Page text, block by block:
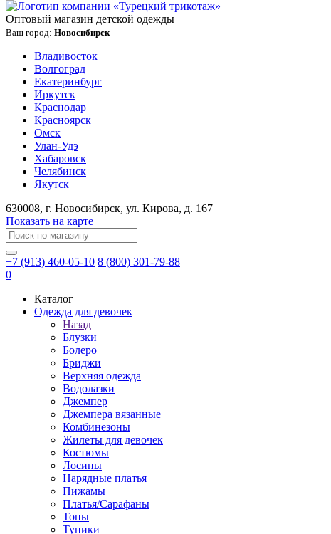
Оптовый магазин детской одежды
Ваш город: Новосибирск
Владивосток
Волгоград
Екатеринбург
Иркутск
Краснодар
Красноярск
Омск
Улан-Удэ
Хабаровск
Челябинск
Якутск
630008, г. Новосибирск, ул. Кирова, д. 167
Показать на карте
+7 (913) 460-05-10 8 (800) 301-79-88
0
Каталог
Одежда для девочек
Назад
Блузки
Болеро
Бриджи
Верхняя одежда
Водолазки
Джемпер
Джемпера вязанные
Комбинезоны
Жилеты для девочек
Костюмы
Лосины
Нарядные платья
Пижамы
Платья/Сарафаны
Топы
Туники